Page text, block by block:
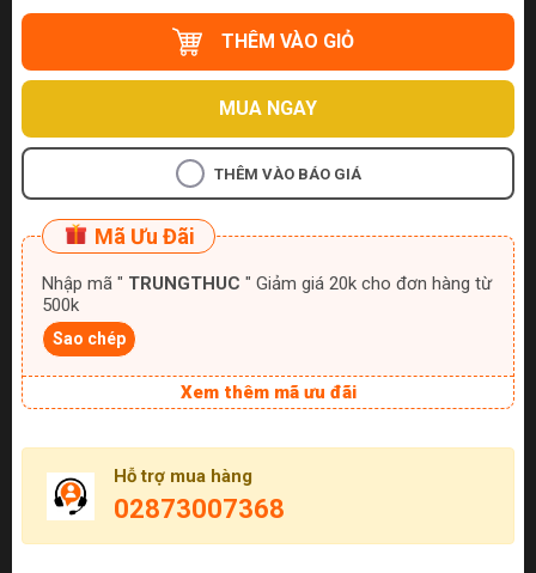
THÊM VÀO GIỎ
MUA NGAY
THÊM VÀO BÁO GIÁ
Mã Ưu Đãi
Nhập mã " TRUNGTHUC " Giảm giá 20k cho đơn hàng từ
500k
Sao chép
Xem thêm mã ưu đãi
Hỗ trợ mua hàng
02873007368